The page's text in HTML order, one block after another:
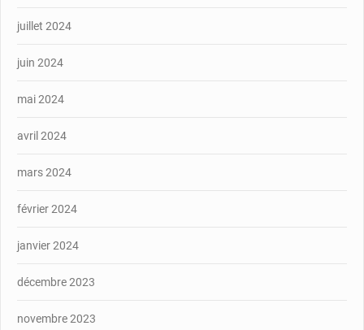
juillet 2024
juin 2024
mai 2024
avril 2024
mars 2024
février 2024
janvier 2024
décembre 2023
novembre 2023